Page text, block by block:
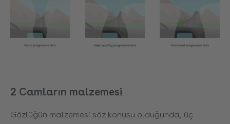
2 Camların malzemesi
Gözlüğün malzemesi söz konusu olduğunda, üç